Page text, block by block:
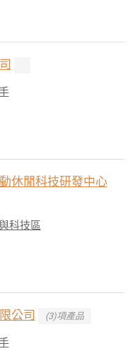
休閒科技研發中心
科技區
公司 (3)項產品